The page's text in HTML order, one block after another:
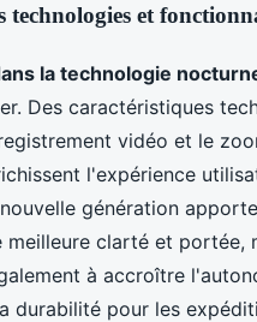
technologies et
la technologie
Des caractéristiques
vidéo et le
l'expérience
génération
meilleure clarté et portée,
à accroître
durabilité pour les